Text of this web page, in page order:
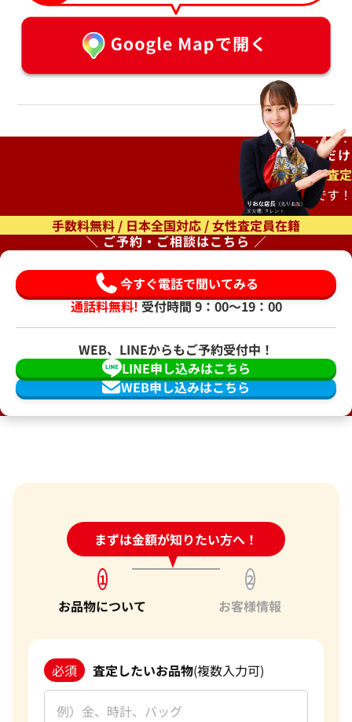
ご自宅で待つだけ
出張査定
もオススメです！
手数料無料 / 日本全国対応 / 女性査定員在籍
＼ ご予約・ご相談はこちら ／
今すぐ電話で聞いてみる
通話料無料!受付時間 9：00〜19：00
WEB、LINEからもご予約受付中！
WEB申し込みはこちら
LINE申し込みはこちら
まずは金額が知りたい方へ！
24時間受付中!問い合わせフォーム
1
お品物について
2
お客様情報
必須 査定したいお品物(複数入力可)